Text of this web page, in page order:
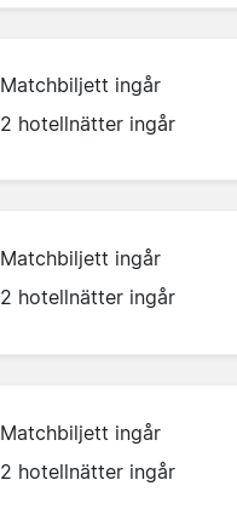
Matchbiljett ingår
2 hotellnätter ingår
Matchbiljett ingår
2 hotellnätter ingår
Matchbiljett ingår
2 hotellnätter ingår